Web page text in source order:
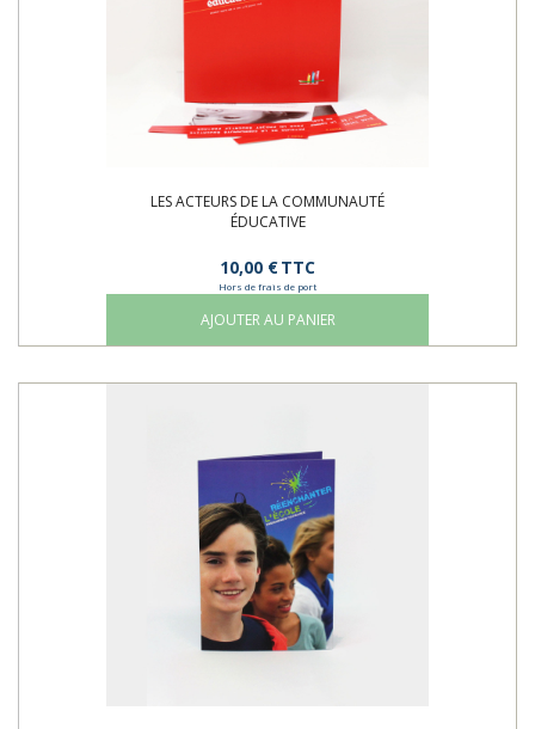
LES ACTEURS DE LA COMMUNAUTÉ
ÉDUCATIVE
10,00 €TTC
Hors de frais de port
AJOUTER AU PANIER